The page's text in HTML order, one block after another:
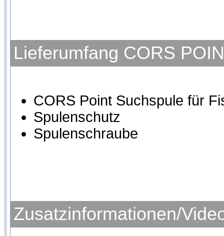
Lieferumfang CORS
CORS Point Suchspule für
Spulenschutz
Spulenschraube
Zusatzinformationen/